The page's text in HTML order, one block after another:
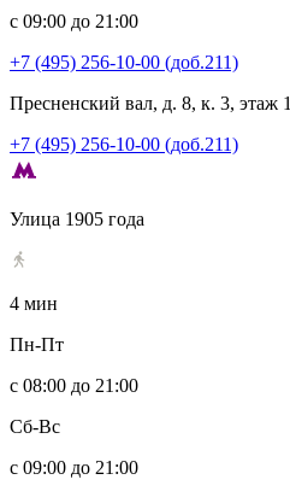
с 09:00 до 21:00
+7 (495) 256-10-00 (доб.211)
Пресненский вал, д. 8, к. 3, этаж 1
+7 (495) 256-10-00 (доб.211)
Улица 1905 года
4 мин
Пн-Пт
с 08:00 до 21:00
Сб-Вс
с 09:00 до 21:00